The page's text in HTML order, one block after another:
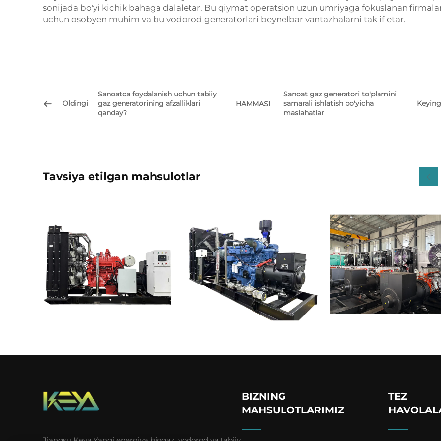
sonijada bo'yi kichik bahaga dalaletar. Bu qiymat operatsion uzun umriyaga fokuslanan
uchun osobyen muhim va bu vodorod generatorlari beynelbar vantazhalarni taklif etar.
Oldingi
Sanoatda foydalanish uchun tabiiy
gaz generatorining afzalliklari
qanday?
HAMMASI
Sanoat gaz generatori to'plamini
samarali ishlatish bo'yicha
maslahatlar
Tavsiya etilgan mahsulotlar
BIZNING
MAHSULOTLARIMIZ
TEZ